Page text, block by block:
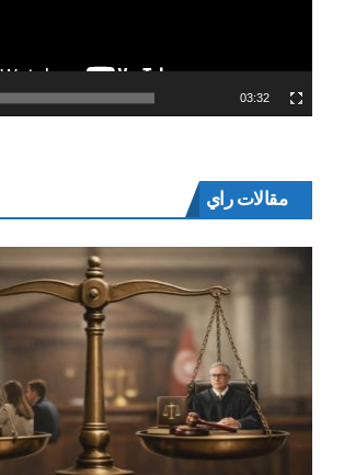
03:32
مقالات راي